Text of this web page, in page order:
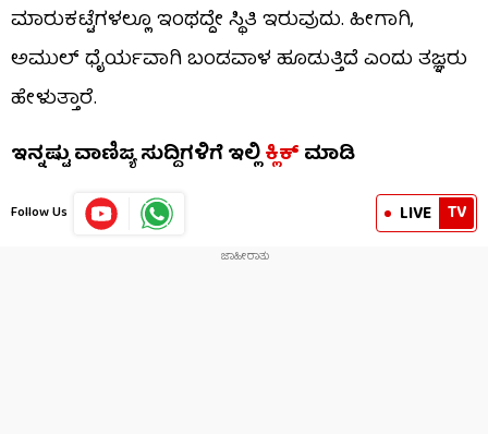
ಮಾರುಕಟ್ಟೆಗಳಲ್ಲೂ ಇಂಥದ್ದೇ ಸ್ಥಿತಿ ಇರುವುದು. ಹೀಗಾಗಿ,
ಅಮುಲ್ ಧೈರ್ಯವಾಗಿ ಬಂಡವಾಳ ಹೂಡುತ್ತಿದೆ ಎಂದು ತಜ್ಞರು
ಹೇಳುತ್ತಾರೆ.
ಇನ್ನಷ್ಟು ವಾಣಿಜ್ಯ ಸುದ್ದಿಗಳಿಗೆ ಇಲ್ಲಿಕ್ಲಿಕ್ಮಾಡಿ
Follow Us LIVE TV